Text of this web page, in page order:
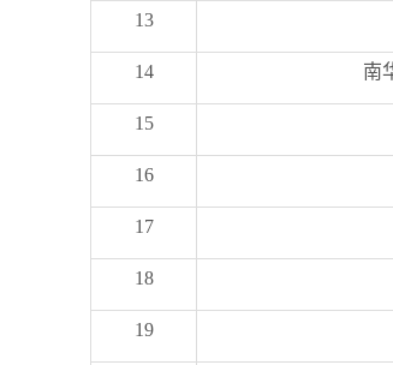
13
14 南
15
16
17
18
19